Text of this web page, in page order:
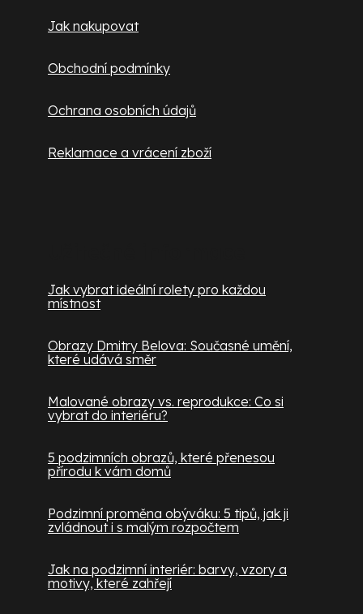
Jak nakupovat
Obchodní podmínky
Ochrana osobních údajů
Reklamace a vrácení zboží
Jak vybrat ideální rolety pro každou
místnost
Obrazy Dmitry Belova: Současné umění,
které udává směr
Malované obrazy vs. reprodukce: Co si
vybrat do interiéru?
5 podzimních obrazů, které přenesou
přírodu k vám domů
Podzimní proměna obýváku: 5 tipů, jak ji
zvládnout i s malým rozpočtem
Jak na podzimní interiér: barvy, vzory a
motivy, které zahřejí